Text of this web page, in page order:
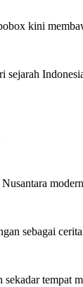
kini
sejarah
sebagai
tempat